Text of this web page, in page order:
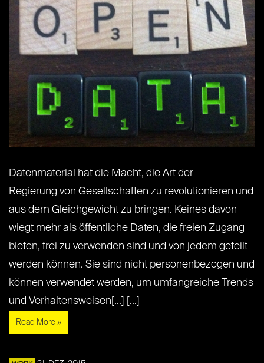
Datenmaterial hat die Macht, die Art der
Regierung von Gesellschaften zu revolutionieren und
aus dem Gleichgewicht zu bringen. Keines davon
wiegt mehr als öffentliche Daten, die freien Zugang
bieten, frei zu verwenden sind und von jedem geteilt
werden können. Sie sind nicht personenbezogen und
können verwendet werden, um umfangreiche Trends
und Verhaltensweisen[...] [...]
Read More »